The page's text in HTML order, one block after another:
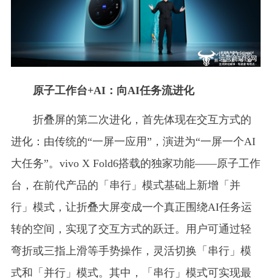
原子工作台+AI：向AI任务流进化
折叠屏的第二次进化，首先体现在交互方式的
进化：由传统的“一屏一应用”，演进为“一屏一个AI
大任务”。vivo X Fold6搭载的独家功能——原子工作
台，在前代产品的「串行」模式基础上新增「并
行」模式，让折叠大屏变成一个真正围绕AI任务运
转的空间，实现了交互方式的跃迁。用户可通过轻
弯折或三指上滑等手势操作，灵活切换「串行」模
式和「并行」模式。其中，「串行」模式可实现最